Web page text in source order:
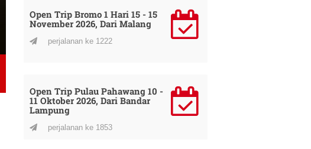
Open Trip Bromo 1 Hari 15 - 15
November 2026, Dari Malang
perjalanan ke 1222
Open Trip Pulau Pahawang 10 -
11 Oktober 2026, Dari Bandar
Lampung
perjalanan ke 1853